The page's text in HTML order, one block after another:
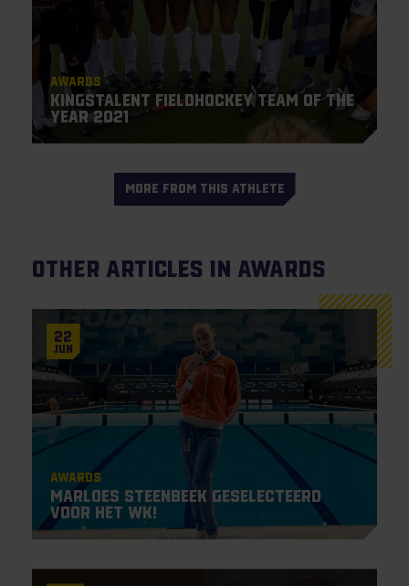
Awards
KingsTalent Fieldhockey Team of the
Year 2021
MORE FROM THIS ATHLETE
Other articles in Awards
22
Jun
Awards
Marloes Steenbeek geselecteerd
voor het WK!